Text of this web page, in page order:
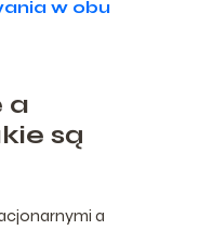
w obu
a
są
a